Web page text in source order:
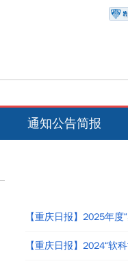
通知公告简报